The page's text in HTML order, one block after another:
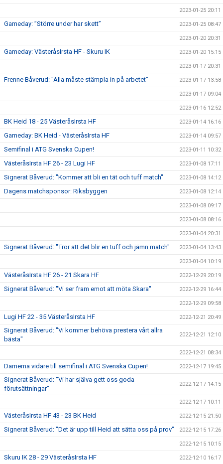
2023-01-25 20:11
Gameday: ”Större under har skett” 2023-01-25 08:47
2023-01-20 20:31
Gameday: VästeråsIrsta HF - Skuru IK 2023-01-20 15:15
2023-01-17 20:31
Frenne Båverud: "Alla måste stämpla in på arbetet" 2023-01-17 13:58
2023-01-17 09:04
2023-01-16 12:52
BK Heid 18 - 25 VästeråsIrsta HF 2023-01-14 16:16
Gameday: BK Heid - VästeråsIrsta HF 2023-01-14 09:57
Semifinal i ATG Svenska Cupen! 2023-01-11 10:32
VästeråsIrsta HF 26 - 23 Lugi HF 2023-01-08 17:11
Signerat Båverud: "Kommer att bli en tät och tuff match" 2023-01-08 14:12
Dagens matchsponsor: Riksbyggen 2023-01-08 12:14
2023-01-08 09:17
2023-01-08 08:16
2023-01-04 20:31
Signerat Båverud: "Tror att det blir en tuff och jämn match" 2023-01-04 13:43
2023-01-04 10:19
VästeråsIrsta HF 26 - 21 Skara HF 2022-12-29 20:19
Signerat Båverud: "Vi ser fram emot att möta Skara" 2022-12-29 16:44
2022-12-29 09:58
Lugi HF 22 - 35 VästeråsIrsta HF 2022-12-21 20:49
Signerat Båverud: "Vi kommer behöva prestera vårt allra
bästa"
2022-12-21 12:10
2022-12-21 08:34
Damerna vidare till semifinal i ATG Svenska Cupen! 2022-12-17 19:45
Signerat Båverud: "Vi har själva gett oss goda
förutsättningar"
2022-12-17 14:15
2022-12-17 10:11
VästeråsIrsta HF 43 - 23 BK Heid 2022-12-15 21:50
Signerat Båverud: "Det är upp till Heid att sätta oss på prov" 2022-12-15 17:26
2022-12-15 10:15
Skuru IK 28 - 29 VästeråsIrsta HF 2022-12-10 16:17